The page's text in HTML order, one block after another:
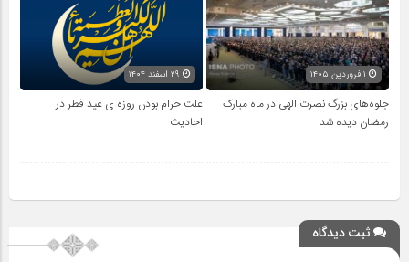
جلوه‌های بزرگ نصرت الهی در ماه مبارک
رمضان دیده شد
علت حرام بودن روزه ی عید فطر در
احادیث
ثبت دیدگاه